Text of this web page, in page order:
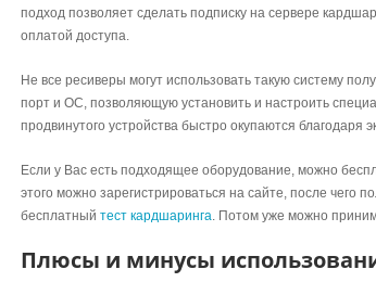
подход позволяет сделать подписку на сервере
оплатой доступа.
Не все ресиверы могут использовать такую систему
порт и ОС, позволяющую установить и настроить
продвинутого устройства быстро окупаются
Если у Вас есть подходящее оборудование, можно
этого можно зарегистрироваться на сайте, после чего
бесплатный тест кардшаринга. Потом уже можно
Плюсы и минусы